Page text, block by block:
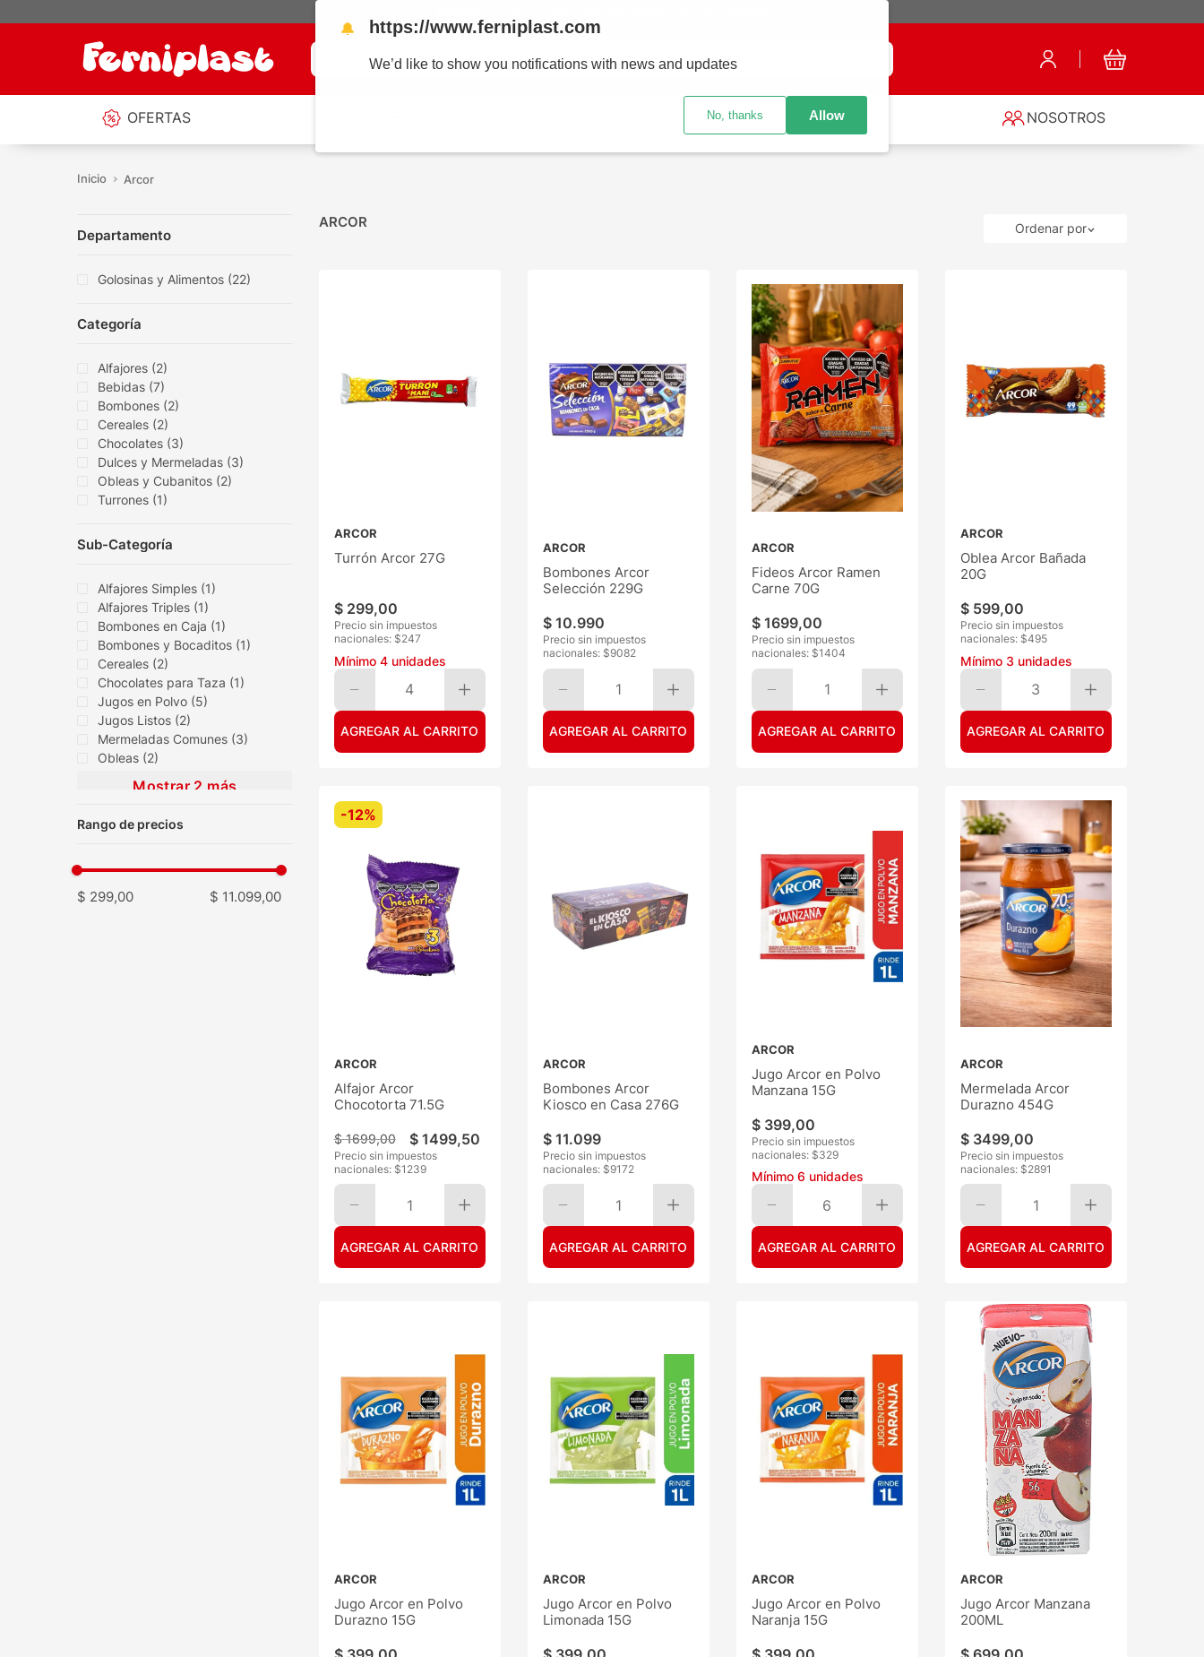
¿Qué estás buscando?
OFERTAS SUCURSALES NOSOTROS
Arcor
Categoría
Alfajores (2)
Bebidas (7)
Bombones (2)
Cereales (2)
Chocolates (3)
Dulces y Mermeladas (3)
Obleas y Cubanitos (2)
Turrones (1)
Departamento
Golosinas y Alimentos (22)
Sub-Categoría
Alfajores Simples (1)
Alfajores Triples (1)
Bombones en Caja (1)
Bombones y Bocaditos (1)
Cereales (2)
Chocolates para Taza (1)
Jugos en Polvo (5)
Jugos Listos (2)
Mermeladas Comunes (3)
Obleas (2)
Mostrar 2 más
$ 299,00 $ 11.099,00
ARCOR Ordenar por
ARCOR
Turrón Arcor 27G
$ 299,00
Precio sin impuestos
nacionales: $247
Mínimo 4unidades
4
AGREGAR AL CARRITO
ARCOR
Bombones Arcor
Selección 229G
$ 10.990
Precio sin impuestos
nacionales: $9082
1
AGREGAR AL CARRITO
ARCOR
Fideos Arcor Ramen
Carne 70G
$ 1699,00
Precio sin impuestos
nacionales: $1404
1
AGREGAR AL CARRITO
ARCOR
Oblea Arcor Bañada
20G
$ 599,00
Precio sin impuestos
nacionales: $495
Mínimo 3 unidades
3
AGREGAR AL CARRITO
-12%
ARCOR
Alfajor Arcor
Chocotorta 71.5G
$ 1699,00 $ 1499,50
Precio sin impuestos
nacionales: $1239
1
AGREGAR AL CARRITO
ARCOR
Bombones Arcor
Kiosco en Casa 276G
$ 11.099
Precio sin impuestos
nacionales: $9172
1
AGREGAR AL CARRITO
ARCOR
Jugo Arcor en Polvo
Manzana 15G
$ 399,00
Precio sin impuestos
nacionales: $329
Mínimo 6 unidades
6
AGREGAR AL CARRITO
ARCOR
Mermelada Arcor
Durazno 454G
$ 3499,00
Precio sin impuestos
nacionales: $2891
1
AGREGAR AL CARRITO
ARCOR
Jugo Arcor en Polvo
Durazno 15G
ARCOR
Jugo Arcor en Polvo
Limonada 15G
ARCOR
Jugo Arcor en Polvo
Naranja 15G
ARCOR
Jugo Arcor Manzana
200ML
🔔 https://www.ferniplast.com
We’d like to show you notifications with news and updates
No, thanks Allow